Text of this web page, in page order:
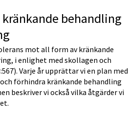
behandling
mot all form av kränkande
i enlighet med skollagen och
Varje år upprättar vi en plan med
förhindra kränkande behandling
beskriver vi också vilka åtgärder vi